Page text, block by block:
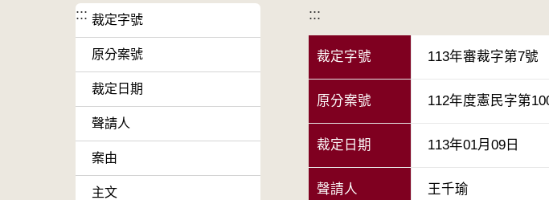
::: 裁定字號
原分案號
裁定日期
聲請人
案由
主文
:::
裁定字號 113年審裁字第7號
原分案號 112年度憲民字第
裁定日期 113年01月09日
聲請人 王千瑜